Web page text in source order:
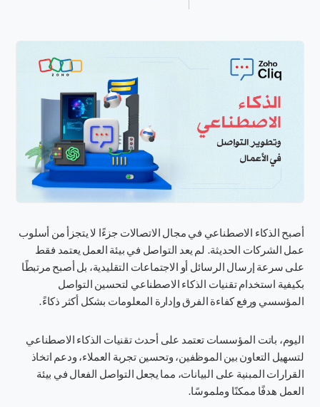
أصبح الذكاء الاصطناعي في مجال الاتصالات جزءًا لا يتجزأ من أسلوب
عمل الشركات الحديثة. لم يعد التواصل في بيئة العمل يعتمد فقط
على سرعة إرسال الرسائل أو الاجتماعات التقليدية، بل أصبح مرتبطًا
بكيفية استخدام تقنيات الذكاء الاصطناعي لتحسين التواصل
المؤسسي ورفع كفاءة الفرق وإدارة المعلومات بشكل أكثر ذكاءً.
اليوم، باتت المؤسسات تعتمد على أحدث تقنيات الذكاء الاصطناعي
لتسهيل التعاون بين الموظفين، وتحسين تجربة العملاء، ودعم اتخاذ
القرارات المبنية على البيانات، مما يجعل التواصل الفعال في بيئة
العمل هدفًا ممكنًا وملموسًا.